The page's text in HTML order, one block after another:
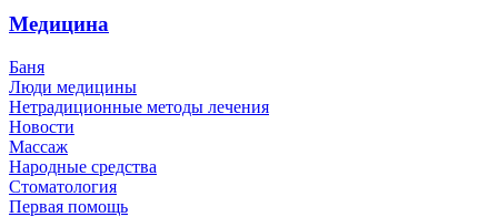
Медицина
Баня
Люди медицины
Нетрадиционные методы лечения
Новости
Массаж
Народные средства
Стоматология
Первая помощь